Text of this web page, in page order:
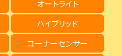
オートライト
ハイブリッド
コーナーセンサー